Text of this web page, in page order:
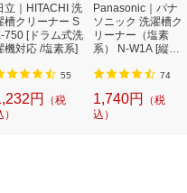
立｜HITACHI 洗
槽クリーナー S
750 [ドラム式洗
機対応 /塩素系]
55
円
（税
Panasonic｜パナ
ソニック 洗濯槽ク
リーナー（塩素
系） N-W1A [縦型
系...
74
1,740円
（税
込）